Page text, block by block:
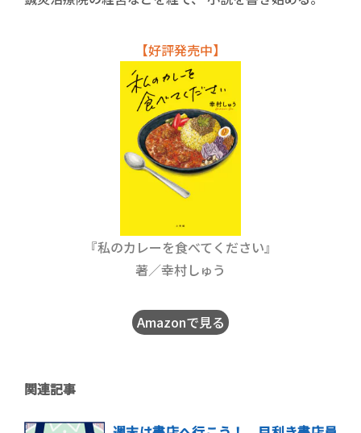
【好評発売中】
『私のカレーを食べてください』
著／幸村しゅう
Amazonで見る
関連記事